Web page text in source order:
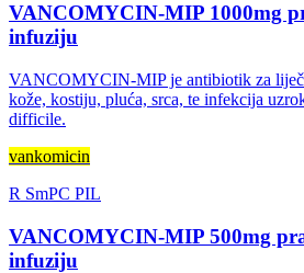
VANCOMYCIN-MIP 1000mg
infuziju
VANCOMYCIN-MIP je antibiotik za
kože, kostiju, pluća, srca, te infekcija
difficile.
vankomicin
R SmPC PIL
VANCOMYCIN-MIP 500mg
infuziju